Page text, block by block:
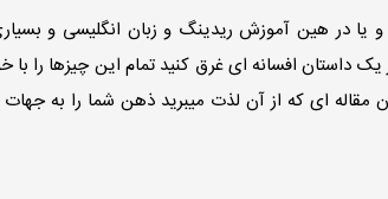
در هین آموزش ریدینگ و زبان انگلیسی و
داستان افسانه ای غرق کنید تمام این چیزها را
مقاله ای که از آن لذت میبرید ذهن شما را به